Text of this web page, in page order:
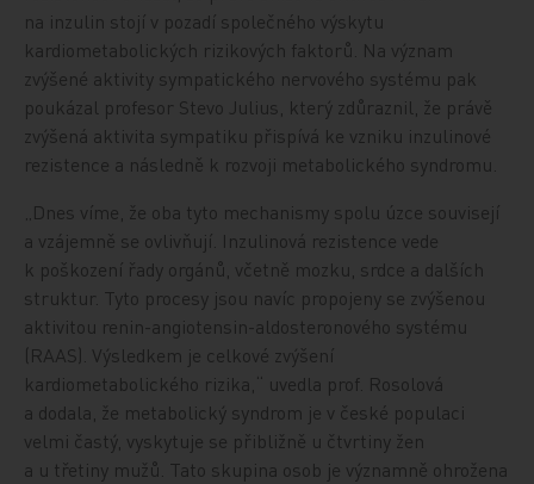
na inzulin stojí v pozadí společného výskytu
kardiometabolických rizikových faktorů. Na význam
zvýšené aktivity sympatického nervového systému pak
poukázal profesor Stevo Julius, který zdůraznil, že právě
zvýšená aktivita sympatiku přispívá ke vzniku inzulinové
rezistence a následně k rozvoji metabolického syndromu.
„Dnes víme, že oba tyto mechanismy spolu úzce souvisejí
a vzájemně se ovlivňují. Inzulinová rezistence vede
k poškození řady orgánů, včetně mozku, srdce a dalších
struktur. Tyto procesy jsou navíc propojeny se zvýšenou
aktivitou renin-angiotensin-aldosteronového systému
(RAAS). Výsledkem je celkové zvýšení
kardiometabolického rizika,“ uvedla prof. Rosolová
a dodala, že metabolický syndrom je v české populaci
velmi častý, vyskytuje se přibližně u čtvrtiny žen
a u třetiny mužů. Tato skupina osob je významně ohrožena